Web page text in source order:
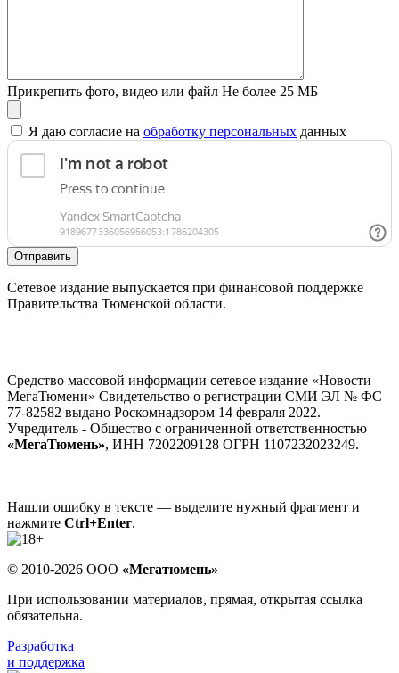
Прикрепить фото, видео или файл Не более 25 МБ
Я даю согласие на обработку персональных данных
Отправить
Сетевое издание выпускается при финансовой поддержке
Правительства Тюменской области.
Средство массовой информации сетевое издание «Новости
МегаТюмени» Свидетельство о регистрации СМИ ЭЛ № ФС
77-82582 выдано Роскомнадзором 14 февраля 2022.
Учредитель - Общество с ограниченной ответственностью
«МегаТюмень», ИНН 7202209128 ОГРН 1107232023249.
Нашли ошибку в тексте — выделите нужный фрагмент и
нажмите Ctrl+Enter.
© 2010-2026 ООО «Мегатюмень»
При использовании материалов, прямая, открытая ссылка
обязательна.
Разработка
и поддержка